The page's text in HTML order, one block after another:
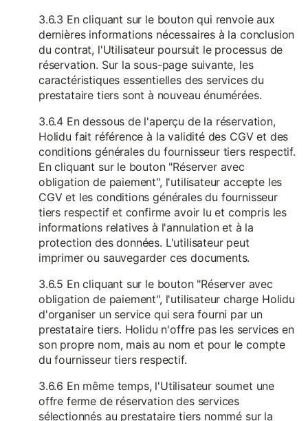
3.6.3 En cliquant sur le bouton qui renvoie aux
dernières informations nécessaires à la conclusion
du contrat, l'Utilisateur poursuit le processus de
réservation. Sur la sous-page suivante, les
caractéristiques essentielles des services du
prestataire tiers sont à nouveau énumérées.
3.6.4 En dessous de l'aperçu de la réservation,
Holidu fait référence à la validité des CGV et des
conditions générales du fournisseur tiers respectif.
En cliquant sur le bouton "Réserver avec
obligation de paiement", l'utilisateur accepte les
CGV et les conditions générales du fournisseur
tiers respectif et confirme avoir lu et compris les
informations relatives à l'annulation et à la
protection des données. L'utilisateur peut
imprimer ou sauvegarder ces documents.
3.6.5 En cliquant sur le bouton "Réserver avec
obligation de paiement", l'utilisateur charge Holidu
d'organiser un service qui sera fourni par un
prestataire tiers. Holidu n'offre pas les services en
son propre nom, mais au nom et pour le compte
du fournisseur tiers respectif.
3.6.6 En même temps, l'Utilisateur soumet une
offre ferme de réservation des services
sélectionnés au prestataire tiers nommé sur la